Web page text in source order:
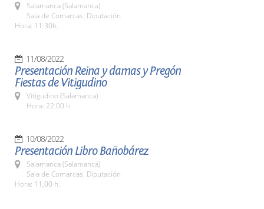
Salamanca (Salamanca)
Sala de Comarcas. Diputación
Hora: 11:30h.
11/08/2022
Presentación Reina y damas y Pregón
Fiestas de Vitigudino
Vitigudino (Salamanca)
Hora: 22:00 h.
10/08/2022
Presentación Libro Bañobárez
Salamanca (Salamanca)
Sala de Comarcas. Diputación
Hora: 11,00 h.